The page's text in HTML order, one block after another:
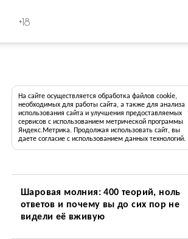
+18
На сайте осуществляется обработка файлов cookie,
необходимых для работы сайта, а также для анализа
использования сайта и улучшения предоставляемых
сервисов с использованием метрической программы
Яндекс.Метрика. Продолжая использовать сайт, вы
даете согласие с использованием данных технологий.
Шаровая молния: 400 теорий, ноль
ответов и почему вы до сих пор не
видели её вживую